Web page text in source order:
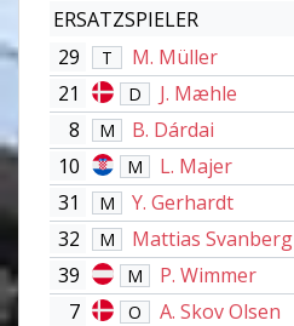
ERSATZSPIELER
29
T
M. Müller
21
D J. Mæhle
8 M B. Dárdai
10 M
L. Majer
31
M
Y. Gerhardt
32
M Mattias Svanberg
39 M P. Wimmer
7 O A. Skov Olsen